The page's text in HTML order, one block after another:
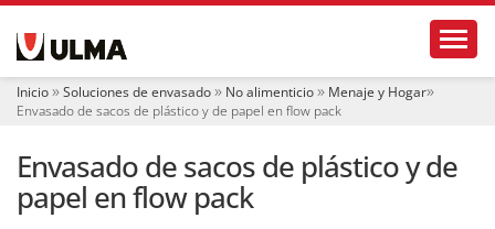
e Inicio Soluciones de envasado No alimenticio
Menaje y Hogar
Envasado de sacos de plástico y de papel en flow pack
Envasado de sacos de plástico y de
papel en flow pack